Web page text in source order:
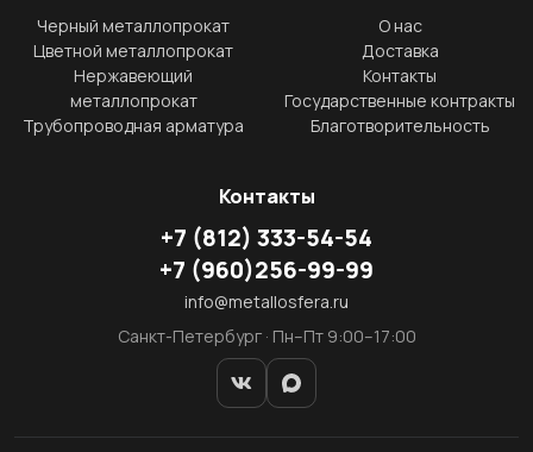
Черный металлопрокат
Цветной металлопрокат
Нержавеющий
металлопрокат
Трубопроводная арматура
О нас
Доставка
Контакты
Государственные контракты
Благотворительность
Контакты
+7 (812) 333-54-54
+7 (960)256-99-99
info@metallosfera.ru
Санкт-Петербург · Пн–Пт 9:00–17:00